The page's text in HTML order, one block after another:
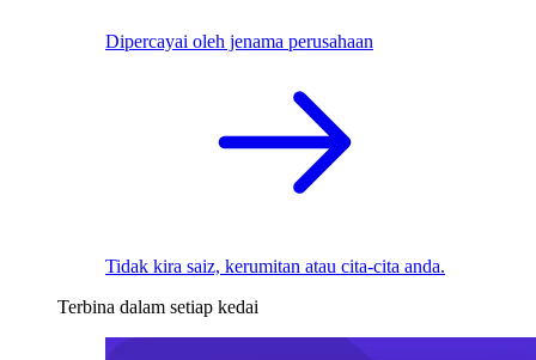
Dipercayai oleh jenama perusahaan
Tidak kira saiz, kerumitan atau cita-cita anda.
Terbina dalam setiap kedai